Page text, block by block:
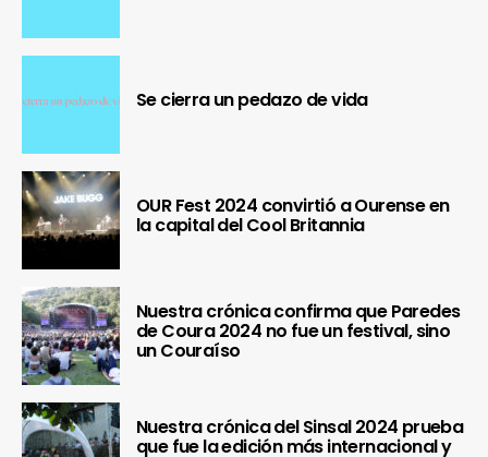
Se cierra un pedazo de vida
OUR Fest 2024 convirtió a Ourense en
la capital del Cool Britannia
Nuestra crónica confirma que Paredes
de Coura 2024 no fue un festival, sino
un Couraíso
Nuestra crónica del Sinsal 2024 prueba
que fue la edición más internacional y